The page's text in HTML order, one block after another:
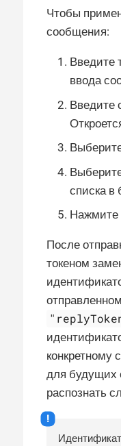
Чтобы
сообщения:
Введите
ввода
Введите
списка в
Нажмите
После
токеном
конкретному
для будущих
распознать